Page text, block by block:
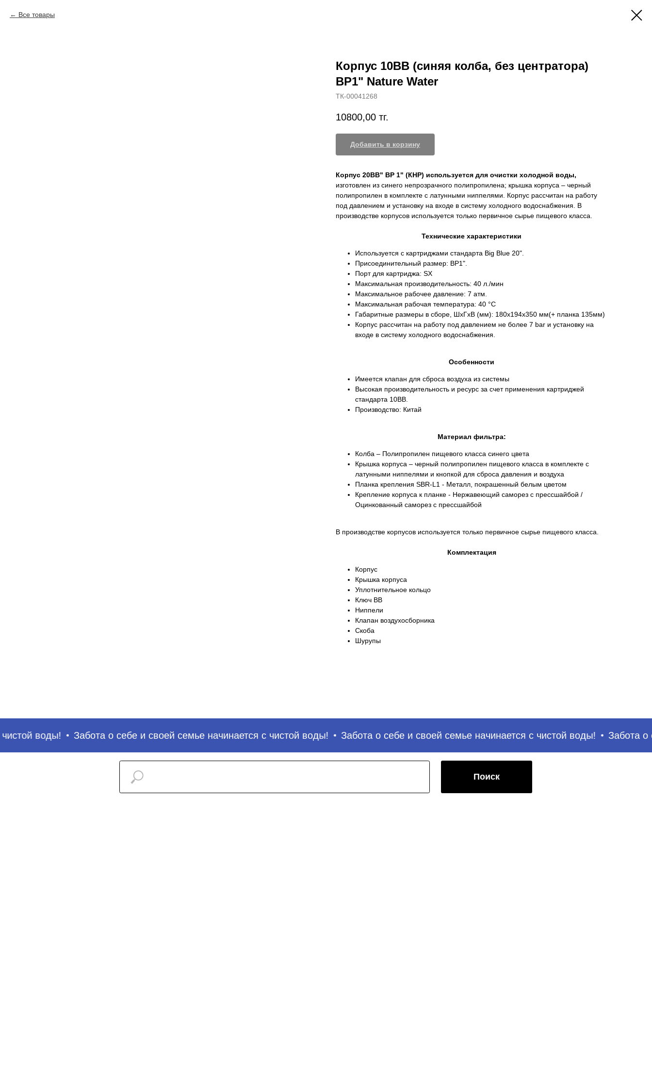
Все товары
Корпус 10BB (синяя колба, без центратора)
ВР1" Nature Water
ТК-00041268
10800,00 тг.
Добавить в корзину
Корпус 20BB" ВР 1" (КНР) используется для очистки холодной воды,
изготовлен из синего непрозрачного полипропилена; крышка корпуса – черный
полипропилен в комплекте с латунными ниппелями. Корпус рассчитан на работу
под давлением и установку на входе в систему холодного водоснабжения. В
производстве корпусов используется только первичное сырье пищевого класса.
Технические характеристики
Используется с картриджами стандарта Big Blue 20".
Присоединительный размер: ВР1".
Порт для картриджа: SX
Максимальная производительность: 40 л./мин
Максимальное рабочее давление: 7 атм.
Максимальная рабочая температура: 40 °С
Габаритные размеры в сборе, ШхГхВ (мм): 180х194х350 мм(+ планка 135мм)
Корпус рассчитан на работу под давлением не более 7 bar и установку на
входе в систему холодного водоснабжения.
Особенности
Имеется клапан для сброса воздуха из системы
Высокая производительность и ресурс за счет применения картриджей
стандарта 10BB.
Производство: Китай
Материал фильтра:
Колба – Полипропилен пищевого класса синего цвета
Крышка корпуса – черный полипропилен пищевого класса в комплекте с
латунными ниппелями и кнопкой для сброса давления и воздуха
Планка крепления SBR-L1 - Металл, покрашенный белым цветом
Крепление корпуса к планке - Нержавеющий саморез с прессшайбой /
Оцинкованный саморез с прессшайбой
В производстве корпусов используется только первичное сырье пищевого класса.
Комплектация
Корпус
Крышка корпуса
Уплотнительное кольцо
Ключ ВВ
Ниппели
Клапан воздухосборника
Скоба
Шурупы
воды! Забота о себе и своей семье начинается с чистой воды! Забота о себе и своей семье начинается с чистой воды! Забота о